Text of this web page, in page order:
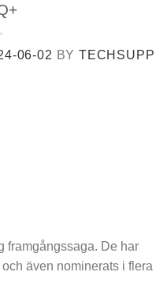
06-02 BY TECHSUPP
framgångssaga. De har
även nominerats i flera